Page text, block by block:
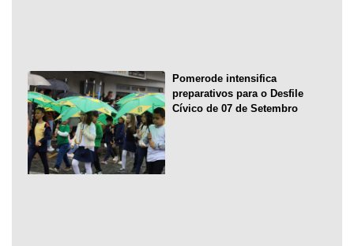
Pomerode intensifica
preparativos para o Desfile
Cívico de 07 de Setembro